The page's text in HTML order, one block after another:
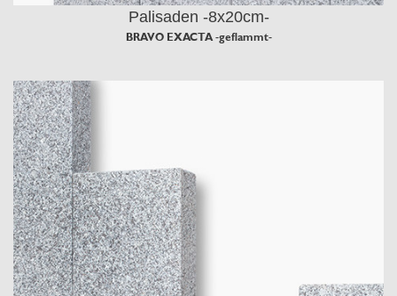
Palisaden -8x20cm-
BRAVO EXACTA -geflammt-